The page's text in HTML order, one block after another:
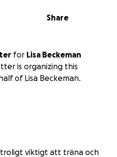
Share
for Lisa Beckeman
is organizing this
of Lisa Beckeman.
viktigt att träna och